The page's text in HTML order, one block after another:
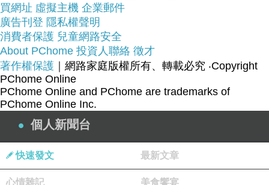
商品網址:
買網址 虛擬主機 企業郵件
廣告刊登 隱私權聲明
消費者保護 兒童網路安全
About PChome 投資人聯絡 徵才
著作權保護 ｜網路家庭版權所有、轉載必究 ‧Copyright
PChome Online
PChome Online and PChome are trademarks of
PChome Online Inc.
個人新聞台
快速發文 最新文章
心情雜記 美食饗宴